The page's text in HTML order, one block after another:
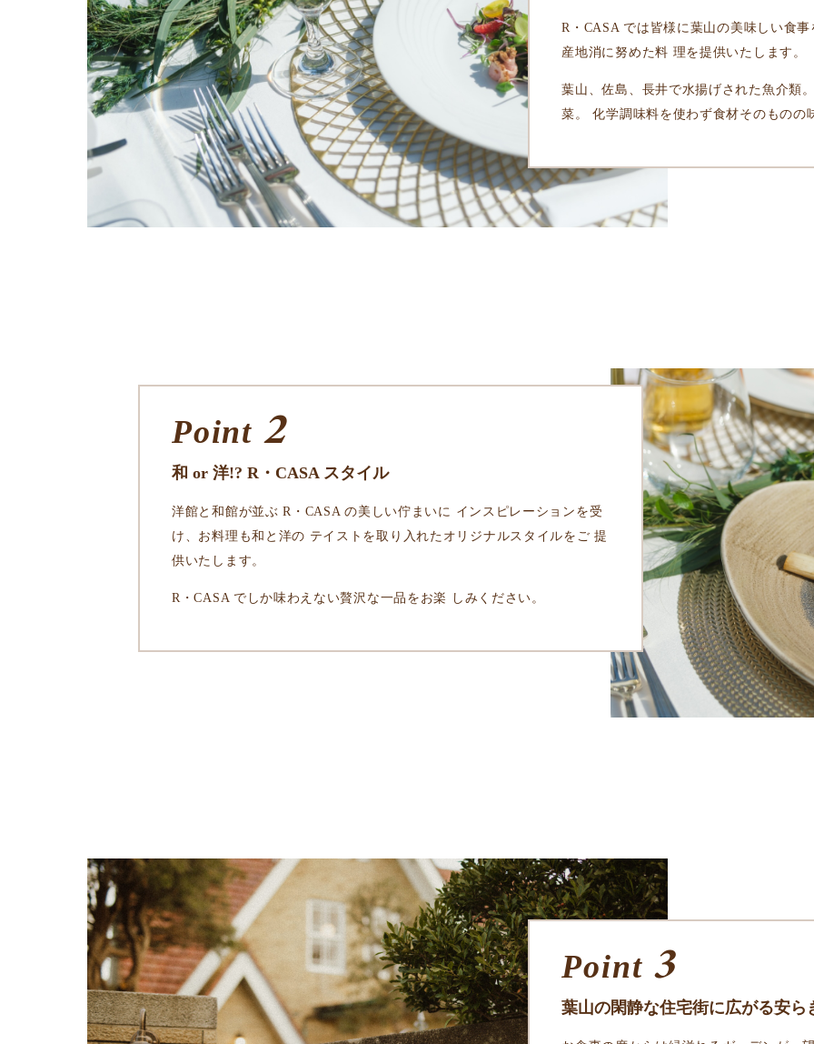
R・CASA では皆様に葉山の美味しい食
産地消に努めた料 理を提供いたします。
葉山、佐島、⻑井で水揚げされた魚介類
菜。 化学調味料を使わず食材そのものの
Point 2
和 or 洋!? R・CASA スタイル
洋館と和館が並ぶ R・CASA の美しい佇まいに インスピレーションを受
け、お料理も和と洋の テイストを取り入れたオリジナルスタイルをご 提
供いたします。
R・CASA でしか味わえない贅沢な一品をお楽 しみください。
Point 3
葉山の閑静な住宅街に広がる安ら